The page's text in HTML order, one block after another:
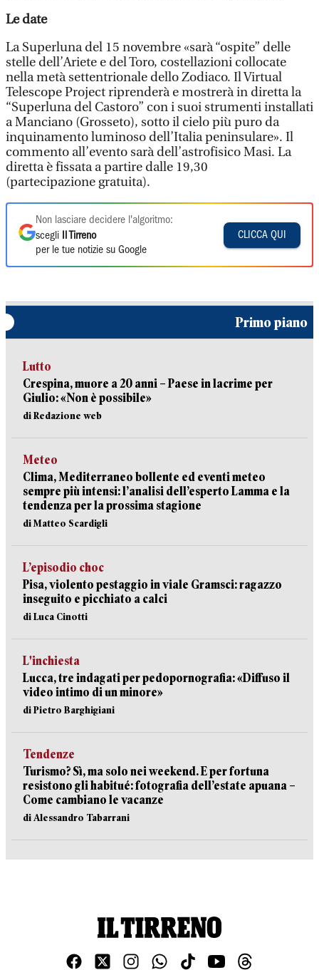
Le date
La Superluna del 15 novembre «sarà “ospite” delle
stelle dell’Ariete e del Toro, costellazioni collocate
nella metà settentrionale dello Zodiaco. Il Virtual
Telescope Project riprenderà e mostrerà in diretta la
“Superluna del Castoro” con i suoi strumenti installati
a Manciano (Grosseto), sotto il cielo più puro da
inquinamento luminoso dell’Italia peninsulare». Il
commento all’evento sarà dell’astrofisico Masi. La
diretta è fissata a partire dalle 19,30
(partecipazione gratuita).
Non lasciare decidere l'algoritmo:
scegli
Il Tirreno
per le tue notizie su Google
CLICCA QUI
Primo piano
Lutto
Crespina, muore a 20 anni – Paese in lacrime per
Giulio: «Non è possibile»
di Redazione web
Meteo
Clima, Mediterraneo bollente ed eventi meteo
sempre più intensi: l’analisi dell’esperto Lamma e la
tendenza per la prossima stagione
di Matteo Scardigli
L’episodio choc
Pisa, violento pestaggio in viale Gramsci: ragazzo
inseguito e picchiato a calci
di Luca Cinotti
L'inchiesta
Lucca, tre indagati per pedopornografia: «Diffuso il
video intimo di un minore»
di Pietro Barghigiani
Tendenze
Turismo? Sì, ma solo nei weekend. E per fortuna
resistono gli habitué: fotografia dell’estate apuana –
Come cambiano le vacanze
di Alessandro Tabarrani